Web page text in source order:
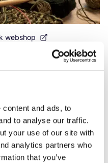
and ads, to
to analyse our traffic.
your use of our site with
analytics partners who
that you’ve
webshop